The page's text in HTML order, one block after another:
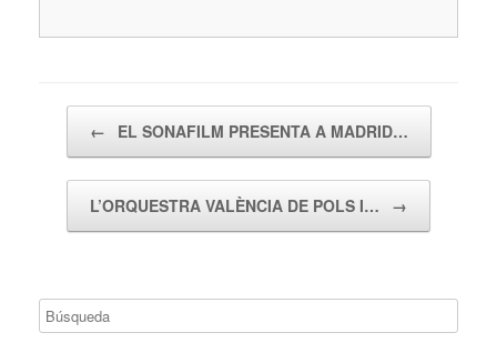
← EL SONAFILM PRESENTA A MADRID…
L’ORQUESTRA VALÈNCIA DE POLS I… →